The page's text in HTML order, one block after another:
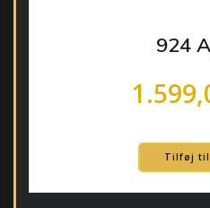
924
Tilføj til